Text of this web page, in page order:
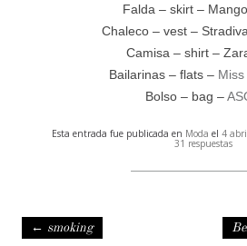
Falda – skirt –
Chaleco – vest –
Camisa – shirt –
Bailarinas – flats –
Bolso – bag –
Esta entrada fue publicada en Moda el 4
31 respuestas
Navegación de entradas
← smoking